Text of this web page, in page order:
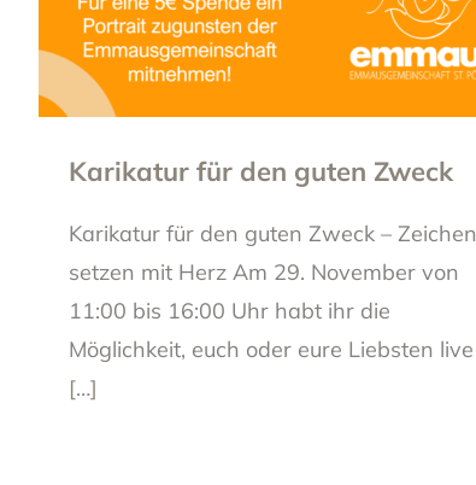
Karikatur für den guten Zweck
Karikatur für den guten Zweck – Zeichen
setzen mit Herz Am 29. November von
11:00 bis 16:00 Uhr habt ihr die
Möglichkeit, euch oder eure Liebsten live
[…]